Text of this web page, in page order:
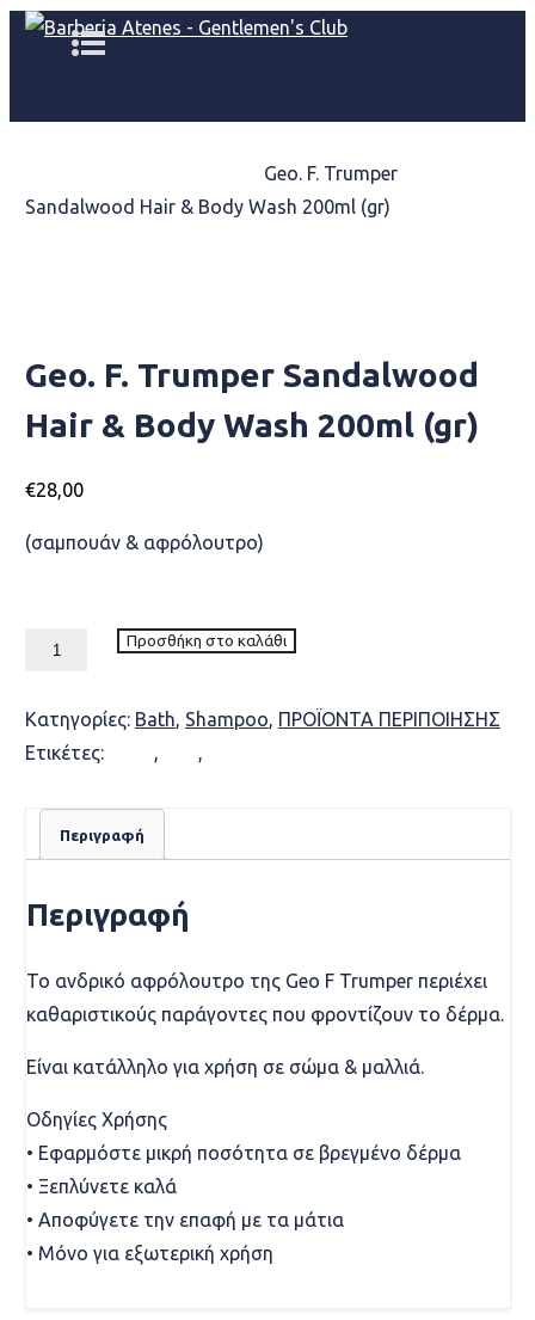
Geo. F. Trumper
Sandalwood Hair & Body Wash 200ml (gr)
Geo. F. Trumper Sandalwood
Hair & Body Wash 200ml (gr)
€28,00
(σαμπουάν & αφρόλουτρο)
Geo.
Sandalwood
&
Wash
200ml
(gr)
Προσθήκη στο καλάθι
Κατηγορίες: Bath, Shampoo, ΠΡΟΪΟΝTA ΠΕΡΙΠΟΙΗΣΗΣ
Ετικέτες:
, ,
Περιγραφή
Περιγραφή
Το ανδρικό αφρόλουτρο της Geo F Trumper περιέχει
καθαριστικούς παράγοντες που φροντίζουν το δέρμα.
Eίναι κατάλληλο για χρήση σε σώμα & μαλλιά.
Οδηγίες Χρήσης
• Εφαρμόστε μικρή ποσότητα σε βρεγμένο δέρμα
• Ξεπλύνετε καλά
• Αποφύγετε την επαφή με τα μάτια
• Μόνο για εξωτερική χρήση